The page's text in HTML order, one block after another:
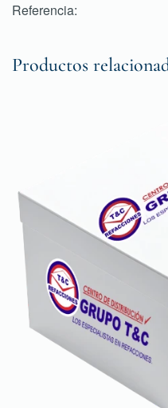
Referencia:
Productos